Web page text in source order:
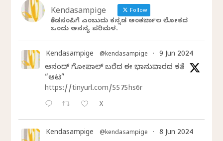
Kendasampige Follow
ಕೆಂಡಸಂಪಿಗೆ ಎಂಬುದು ಕನ್ನಡ ಅಂತರ್ಜಾಲ ಲೋಕದ
ಒಂದು ಅನನ್ಯ ಪರಿಮಳ.
Kendasampige @kendasampige · 9 Jun 2024
ಆನಂದ್‌ ಗೋಪಾಲ್‌ ಬರೆದ ಈ ಭಾನುವಾರದ ಕತೆ
“ಆಟ”
https://tinyurl.com/5575hs6r
X
Kendasampige @kendasampige · 8 Jun 2024